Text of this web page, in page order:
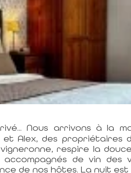
Nous arrivons à la
Alex, des propriétaires
respire la
de vin des
de nos hôtes. La nuit est